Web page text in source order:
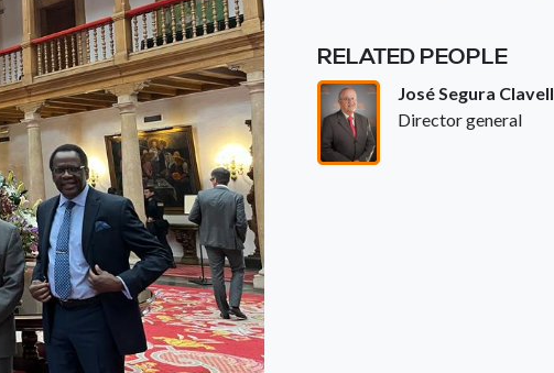
RELATED PEOPLE
José Segura Clavell
Director general